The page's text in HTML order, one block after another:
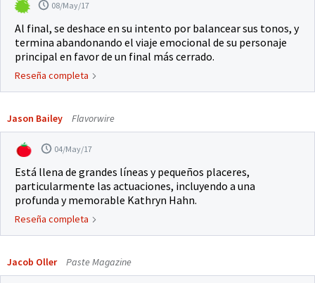
08/May/17
Al final, se deshace en su intento por balancear sus tonos, y
termina abandonando el viaje emocional de su personaje
principal en favor de un final más cerrado.
Reseña completa
Jason Bailey Flavorwire
04/May/17
Está llena de grandes líneas y pequeños placeres,
particularmente las actuaciones, incluyendo a una
profunda y memorable Kathryn Hahn.
Reseña completa
Jacob Oller Paste Magazine